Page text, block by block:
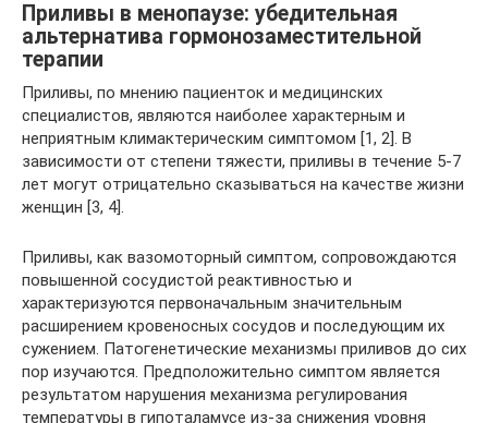
Приливы в менопаузе: убедительная
альтернатива гормонозаместительной
терапии
Приливы, по мнению пациенток и медицинских
специалистов, являются наиболее характерным и
неприятным климактерическим симптомом [1, 2]. В
зависимости от степени тяжести, приливы в течение 5-7
лет могут отрицательно сказываться на качестве жизни
женщин [3, 4].
Приливы, как вазомоторный симптом, сопровождаются
повышенной сосудистой реактивностью и
характеризуются первоначальным значительным
расширением кровеносных сосудов и последующим их
сужением. Патогенетические механизмы приливов до сих
пор изучаются. Предположительно симптом является
результатом нарушения механизма регулирования
температуры в гипоталамусе из-за снижения уровня